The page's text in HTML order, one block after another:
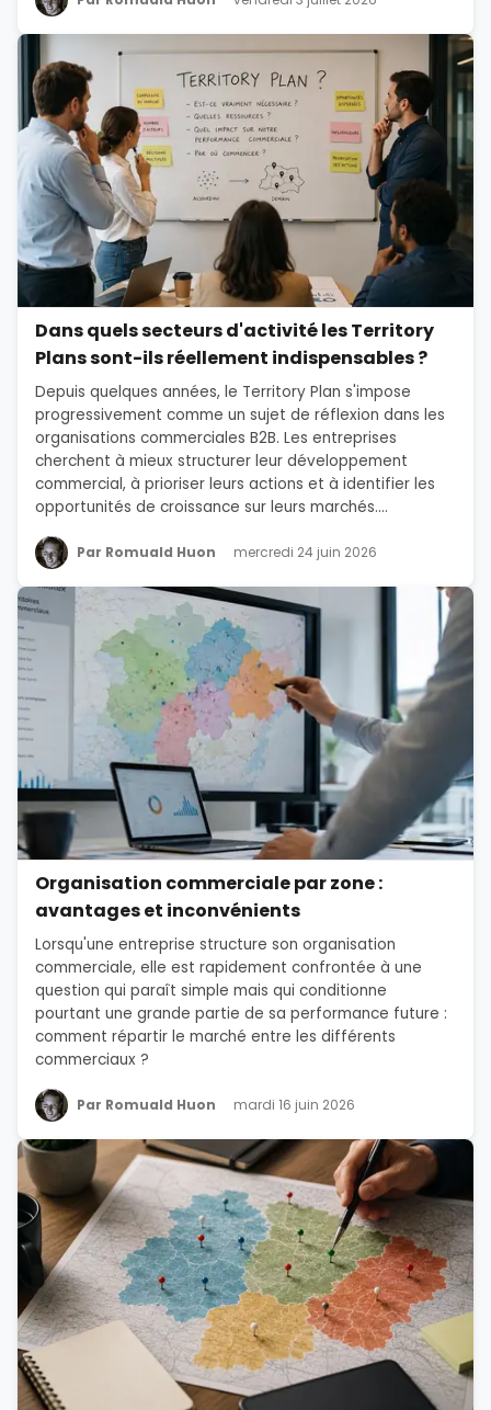
Dans quels secteurs d'activité les Territory
Plans sont-ils réellement indispensables ?
Depuis quelques années, le Territory Plan s'impose
progressivement comme un sujet de réflexion dans les
organisations commerciales B2B. Les entreprises
cherchent à mieux structurer leur développement
commercial, à prioriser leurs actions et à identifier les
opportunités de croissance sur leurs marchés....
Par Romuald Huon mercredi 24 juin 2026
Organisation commerciale par zone :
avantages et inconvénients
Lorsqu'une entreprise structure son organisation
commerciale, elle est rapidement confrontée à une
question qui paraît simple mais qui conditionne
pourtant une grande partie de sa performance future :
comment répartir le marché entre les différents
commerciaux ?
Par Romuald Huon mardi 16 juin 2026